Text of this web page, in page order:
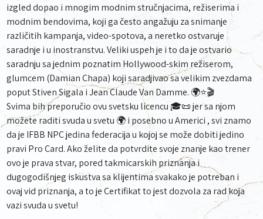
izgled dopao i mnogim modnim stručnjacima, režiserima i
modnim bendovima, koji ga često angažuju za snimanje
različitih kampanja, video-spotova, a neretko ostvaruje
saradnje i u inostranstvu. Veliki uspeh je i to da je ostvario
saradnju sa jednim poznatim Hollywood-skim režiserom,
glumcem (Damian Chapa) koji saradjivao sa velikim zvezdama
poput Stiven Sigala i Jean Claude Van Damme. 🌍⭐🎬
Svima bih preporučio ovu svetsku licencu 🎓📜 jer sa njom
možete raditi svuda u svetu 🌍 i posebno u Americi , svi znamo
da je IFBB NPC jedina federacija u kojoj se može dobiti jedino
pravi Pro Card. Ako želite da potvrdite svoje znanje kao trener
ovo je prava stvar, pored takmicarskih priznanja i
dugogodišnjeg iskustva sa klijentima svakako je potreban i
ovaj vid priznanja, a to je Certifikat to jest dozvola za rad koja
vazi svuda u svetu!